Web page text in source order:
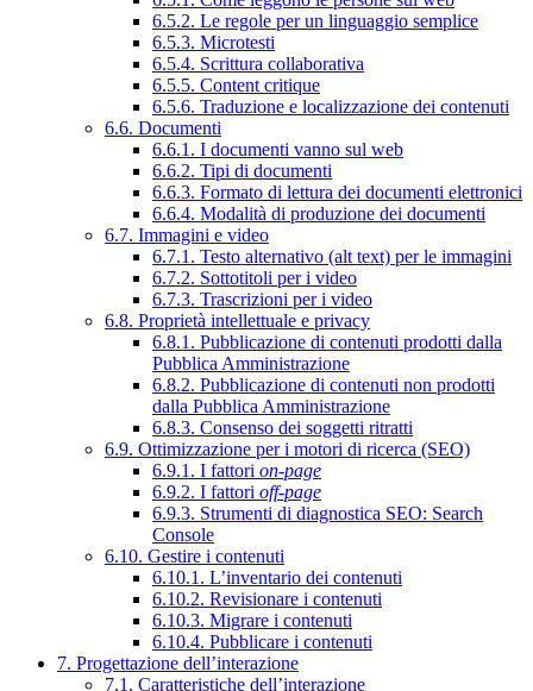
6.5.2. Le regole per un linguaggio semplice
6.5.3. Microtesti
6.5.4. Scrittura collaborativa
6.5.5. Content critique
6.5.6. Traduzione e localizzazione dei contenuti
6.6. Documenti
6.6.1. I documenti vanno sul web
6.6.2. Tipi di documenti
6.6.3. Formato di lettura dei documenti elettronici
6.6.4. Modalità di produzione dei documenti
6.7. Immagini e video
6.7.1. Testo alternativo (alt text) per le immagini
6.7.2. Sottotitoli per i video
6.7.3. Trascrizioni per i video
6.8. Proprietà intellettuale e privacy
6.8.1. Pubblicazione di contenuti prodotti dalla
Pubblica Amministrazione
6.8.2. Pubblicazione di contenuti non prodotti
dalla Pubblica Amministrazione
6.8.3. Consenso dei soggetti ritratti
6.9. Ottimizzazione per i motori di ricerca (SEO)
6.9.1. I fattori on-page
6.9.2. I fattori off-page
6.9.3. Strumenti di diagnostica SEO: Search
Console
6.10. Gestire i contenuti
6.10.1. L’inventario dei contenuti
6.10.2. Revisionare i contenuti
6.10.3. Migrare i contenuti
6.10.4. Pubblicare i contenuti
7. Progettazione dell’interazione
7.1. Caratteristiche dell’interazione